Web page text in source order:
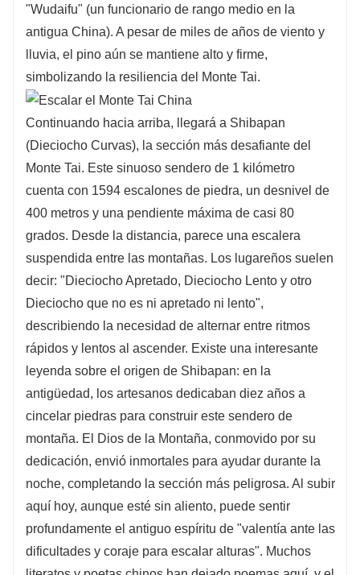
"Wudaifu" (un funcionario de rango medio en la
antigua China). A pesar de miles de años de viento y
lluvia, el pino aún se mantiene alto y firme,
simbolizando la resiliencia del Monte Tai.
Continuando hacia arriba, llegará a Shibapan
(Dieciocho Curvas), la sección más desafiante del
Monte Tai. Este sinuoso sendero de 1 kilómetro
cuenta con 1594 escalones de piedra, un desnivel de
400 metros y una pendiente máxima de casi 80
grados. Desde la distancia, parece una escalera
suspendida entre las montañas. Los lugareños suelen
decir: "Dieciocho Apretado, Dieciocho Lento y otro
Dieciocho que no es ni apretado ni lento",
describiendo la necesidad de alternar entre ritmos
rápidos y lentos al ascender. Existe una interesante
leyenda sobre el origen de Shibapan: en la
antigüedad, los artesanos dedicaban diez años a
cincelar piedras para construir este sendero de
montaña. El Dios de la Montaña, conmovido por su
dedicación, envió inmortales para ayudar durante la
noche, completando la sección más peligrosa. Al subir
aquí hoy, aunque esté sin aliento, puede sentir
profundamente el antiguo espíritu de "valentía ante las
dificultades y coraje para escalar alturas". Muchos